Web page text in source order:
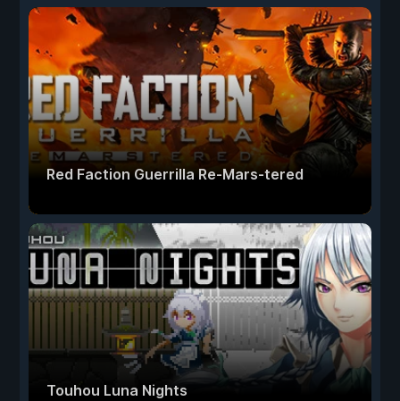
Red Faction Guerrilla Re-Mars-tered
Touhou Luna Nights